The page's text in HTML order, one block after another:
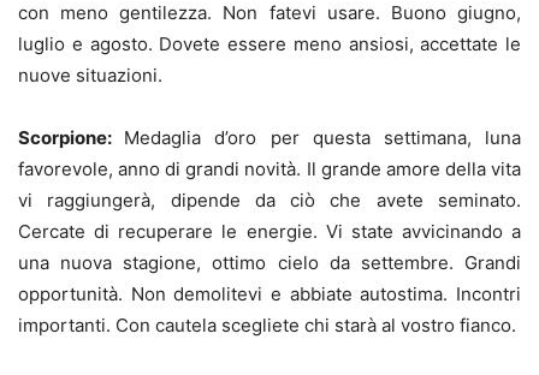
con meno gentilezza. Non fatevi usare. Buono giugno,
luglio e agosto. Dovete essere meno ansiosi, accettate le
nuove situazioni.
Scorpione: Medaglia d’oro per questa settimana, luna
favorevole, anno di grandi novità. Il grande amore della vita
vi raggiungerà, dipende da ciò che avete seminato.
Cercate di recuperare le energie. Vi state avvicinando a
una nuova stagione, ottimo cielo da settembre. Grandi
opportunità. Non demolitevi e abbiate autostima. Incontri
importanti. Con cautela scegliete chi starà al vostro fianco.